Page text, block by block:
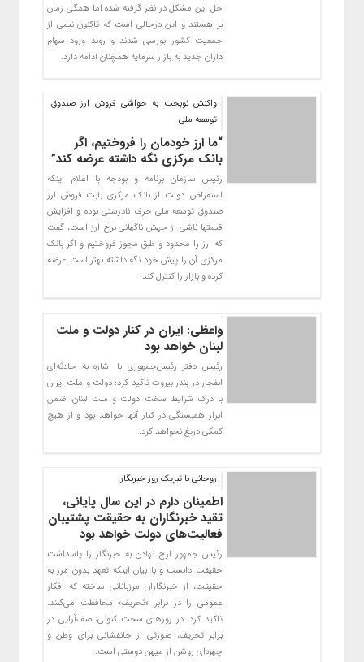
حل این مشکل در نظر گرفته شده اما همگی زمان
بر هستند و این درحالی است که تاکنون نیمی از
جمعیت کشور بورسی شدند و روند ورود سهام
داران جدید به بازار سرمایه همچنان ادامه دارد.
واکنش نوبخت به حواشی فروش ارز صندوق
توسعه ملی
“ما ارز خودمان را فروختیم، اگر
بانک مرکزی نگه داشته عرضه کند”
رئیس سازمان برنامه و بودجه با اعلام اینکه
استقراض دولت از بانک مرکزی بابت فروش ارز
صندوق توسعه ملی حرف نادرستی بوده و افزایش
قیمتها ناشی از جهش ناگهانی نرخ ارز است، گفت
که ارز را محدود و طبق مجوز فروختیم و اگر بانک
مرکزی آن را پیش خود نگه داشته بهتر است عرضه
کرده و بازار را کنترل کند.
واعظی: ایران در کنار دولت و ملت
لبنان خواهد بود
رئیس دفتر رئیس‌جمهوری با اشاره به حادثه‌ای
انفجار در بندر بیروت تاکید کرد: دولت و ملت ایران
با درک شرایط سخت دولت و ملت لبنان، ضمن
ابراز همبستگی در کنار آنها خواهد بود و از هیچ
کمکی دریغ نخواهد کرد.
روحانی با تبریک روز خبرنگار:
اطمینان دارم در این سال پایانی،
تقید خبرنگاران به حقیقت پشتیبان
فعالیت‌های دولت خواهد بود
رئیس جمهور ارج نهادن به خبرنگار را پاسداشت
حقیقت دانست و با بیان اینکه تعهد بدون مرز به
حقیقت، از خبرنگاران مرزبانانی ساخته که افکار
عمومی را در برابر «تحریف» محافظت می‌کنند،
تاکید کرد: در روزهای سخت کنونی، صف‌آرایی در
برابر تحریف، صورتی از جانفشانی برای وطن و
چهره‌ای روشن از میهن دوستی است.